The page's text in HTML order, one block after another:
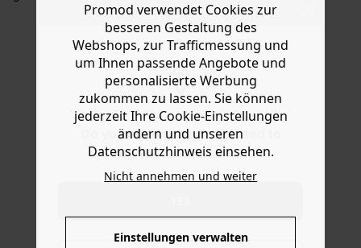
Do you want to be redirected to
www.promod.com ?
Ware die Artikel zurückzuschicken oder umzutauschen.
zum Sport, fürs Wochenende, als Wickeltasche... immer
bereit, wenn Sie sie brauchen! Auch toll als Geschenk
geeignet. Im Set enthalten sind: 4 Stücke gemusterter,
vorgeschnittener und gesteppter Stoff, 1 Zipper, 1
Trageriemen, 1 Quaste, 1 gewebtes Etikett + 1
gedrucktes Tutorial + 1 Youtube-Tutorial. Für Anfänger an
der Nähmaschine geeignet (Schwierigkeitsgrade 1 von
Promod verwendet Cookies zur
besseren Gestaltung des
Webshops, zur Trafficmessung und
um Ihnen passende Angebote und
personalisierte Werbung
zukommen zu lassen. Sie können
jederzeit Ihre Cookie-Einstellungen
ändern und unseren
Datenschutzhinweis einsehen.
Nicht annehmen und weiter
Einstellungen verwalten